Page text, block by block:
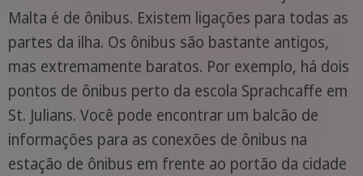
Malta é de ônibus. Existem ligações para todas as
partes da ilha. Os ônibus são bastante antigos,
mas extremamente baratos. Por exemplo, há dois
pontos de ônibus perto da escola Sprachcaffe em
St. Julians. Você pode encontrar um balcão de
informações para as conexões de ônibus na
estação de ônibus em frente ao portão da cidade